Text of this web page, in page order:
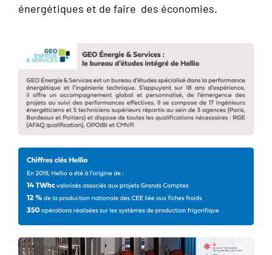
énergétiques et de faire des économies.